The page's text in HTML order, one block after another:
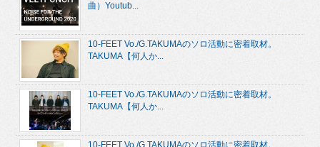
曲）Youtub...
10-FEET Vo./G.TAKUMAのソロ活動に密着取材。
TAKUMA【何人か...
10-FEET Vo./G.TAKUMAのソロ活動に密着取材。
TAKUMA【何人か...